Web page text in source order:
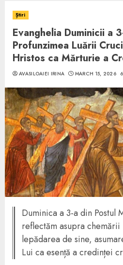
Știri
Evanghelia Duminicii a
Profunzimea Luării
Hristos ca Mărturie a
AVASILOAIEI IRINA MARCH 15, 2026
Duminica a 3-a din Postul
reflectăm asupra
lepădarea de sine,
Lui ca esență a credinței